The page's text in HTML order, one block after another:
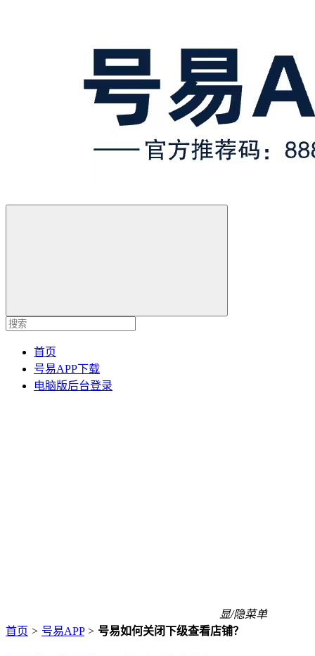
首页
号易APP下载
电脑版后台登录
显/隐菜单
首页 > 号易APP > 号易如何关闭下级查看店铺？